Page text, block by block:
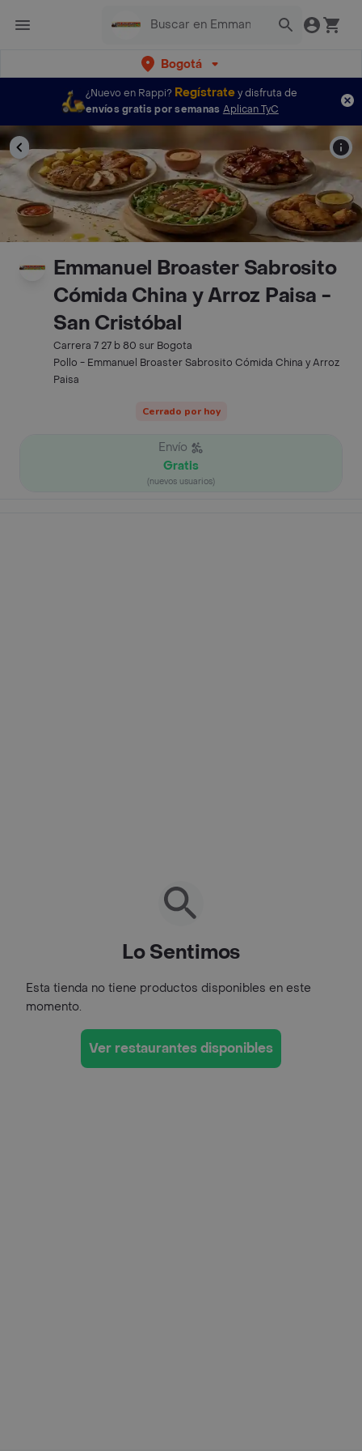
Bogotá
¿Nuevo en Rappi? Regístratey disfruta de
envíos gratis por semanas Aplican TyC
Emmanuel Broaster Sabrosito
Cómida China y Arroz Paisa -
San Cristóbal
Carrera 7 27 b 80 sur Bogota
Pollo - Emmanuel Broaster Sabrosito Cómida China y Arroz
Paisa
Cerrado por hoy
Envío
Gratis
(nuevos usuarios)
Lo Sentimos
Esta tienda no tiene productos disponibles en este
momento.
Ver restaurantes disponibles